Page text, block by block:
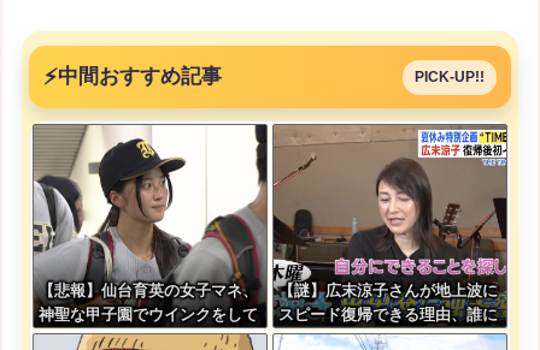
⚡中間おすすめ記事 PICK-UP!!
【悲報】仙台育英の女子マネ、
神聖な甲子園でウインクをして
しまう
【謎】広末涼子さんが地上波に
スピード復帰できる理由、誰に
も分からない・・・